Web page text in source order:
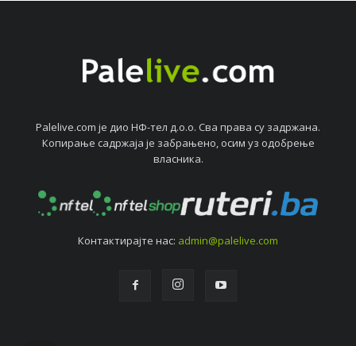
Palelive.com јe дио НФ-тeл д.о.о. Сва права су задржана.
Копирањe садржаја јe забрањeно, осим уз одобрeњe
власника.
Контактирајтe нас: admin@palelive.com